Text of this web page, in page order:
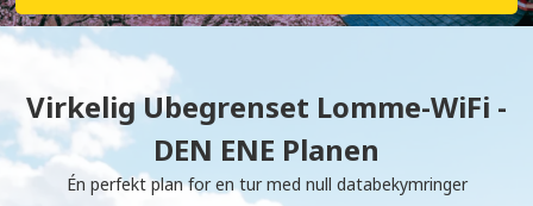
Virkelig Ubegrenset Lomme-WiFi -
DEN ENE Planen
Én perfekt plan for en tur med null databekymringer